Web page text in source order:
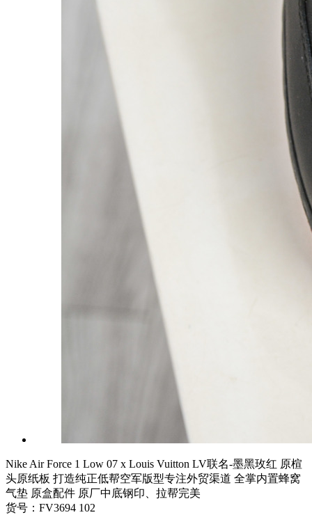
Nike Air Force 1 Low 07 x Louis Vuitton LV联名-墨黑玫红 原楦
头原纸板 打造纯正低帮空军版型专注外贸渠道 全掌内置蜂窝
气垫 原盒配件 原厂中底钢印、拉帮完美
货号：FV3694 102